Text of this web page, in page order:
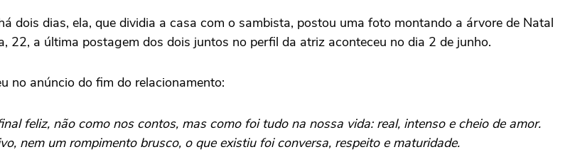
dois dias, ela, que dividia a casa com o sambista, postou uma foto montando a árvore de Natal
a última postagem dos dois juntos no perfil da atriz aconteceu no dia 2 de junho.
no anúncio do fim do relacionamento:
feliz, não como nos contos, mas como foi tudo na nossa vida: real, intenso e cheio de amor.
nem um rompimento brusco, o que existiu foi conversa, respeito e maturidade.